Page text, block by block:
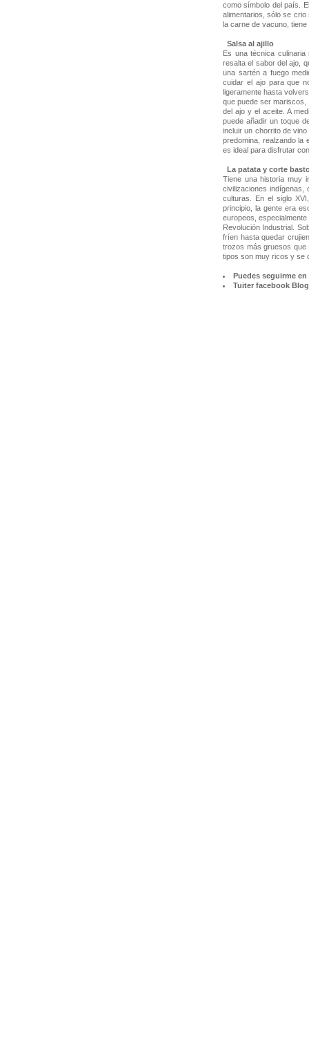
como símbolo del país.
alimentarios, sólo se crio
la carne de vacuno,
Salsa al ajillo
Es una técnica culinaria
resalta el sabor del ajo,
una sartén a fuego
cuidar el ajo para que
ligeramente hasta
que puede ser mariscos,
del ajo y el aceite. A
puede añadir un toque
incluir un chorrito de
predomina, realzando la
es ideal para disfrutar
La patata y corte
Tiene una historia muy
civilizaciones indígenas,
culturas. En el siglo
principio, la gente era
europeos,
Revolución Industrial.
fríen hasta quedar
trozos más gruesos
tipos son muy ricos y se
Puedes seguirme en
Tuiter facebook Blog